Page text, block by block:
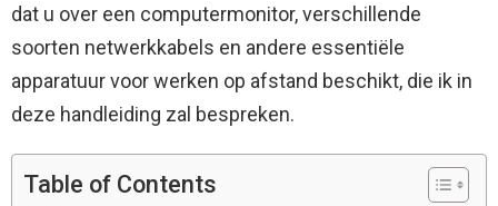
dat u over een computermonitor, verschillende
soorten netwerkkabels en andere essentiële
apparatuur voor werken op afstand beschikt, die ik in
deze handleiding zal bespreken.
Table of Contents